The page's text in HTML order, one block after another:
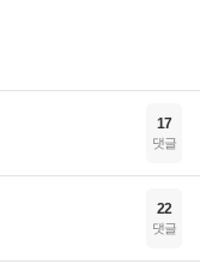
17
댓글
22
댓글